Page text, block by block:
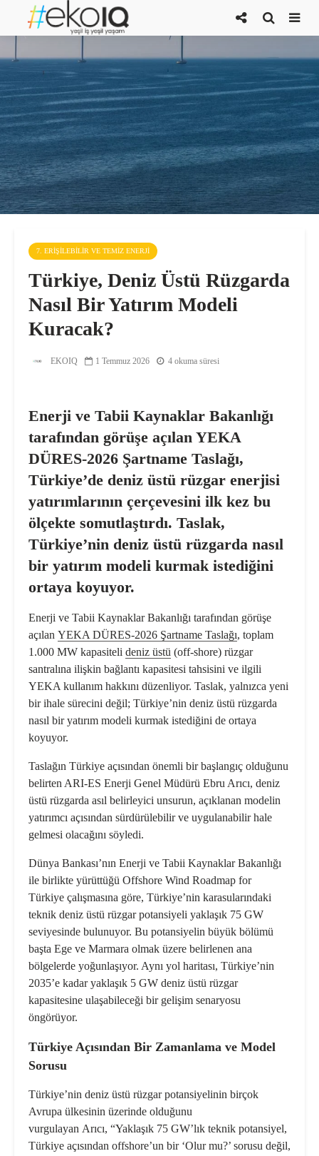
7. ERIŞILEBILIR VE TEMIZ ENERJI
Türkiye, Deniz Üstü Rüzgarda
Nasıl Bir Yatırım Modeli
Kuracak?
EKOIQ 1 Temmuz 2026 4 okuma süresi
Enerji ve Tabii Kaynaklar Bakanlığı
tarafından görüşe açılan YEKA
DÜRES-2026 Şartname Taslağı,
Türkiye’de deniz üstü rüzgar enerjisi
yatırımlarının çerçevesini ilk kez bu
ölçekte somutlaştırdı. Taslak,
Türkiye’nin deniz üstü rüzgarda nasıl
bir yatırım modeli kurmak istediğini
ortaya koyuyor.
Enerji ve Tabii Kaynaklar Bakanlığı tarafından görüşe
açılan YEKA DÜRES-2026 Şartname Taslağı, toplam
1.000 MW kapasiteli deniz üstü (off-shore) rüzgar
santralına ilişkin bağlantı kapasitesi tahsisini ve ilgili
YEKA kullanım hakkını düzenliyor. Taslak, yalnızca yeni
bir ihale sürecini değil; Türkiye’nin deniz üstü rüzgarda
nasıl bir yatırım modeli kurmak istediğini de ortaya
koyuyor.
Taslağın Türkiye açısından önemli bir başlangıç olduğunu
belirten ARI-ES Enerji Genel Müdürü Ebru Arıcı, deniz
üstü rüzgarda asıl belirleyici unsurun, açıklanan modelin
yatırımcı açısından sürdürülebilir ve uygulanabilir hale
gelmesi olacağını söyledi.
Dünya Bankası’nın Enerji ve Tabii Kaynaklar Bakanlığı
ile birlikte yürüttüğü Offshore Wind Roadmap for
Türkiye çalışmasına göre, Türkiye’nin karasularındaki
teknik deniz üstü rüzgar potansiyeli yaklaşık 75 GW
seviyesinde bulunuyor. Bu potansiyelin büyük bölümü
başta Ege ve Marmara olmak üzere belirlenen ana
bölgelerde yoğunlaşıyor. Aynı yol haritası, Türkiye’nin
2035’e kadar yaklaşık 5 GW deniz üstü rüzgar
kapasitesine ulaşabileceği bir gelişim senaryosu
öngörüyor.
Türkiye Açısından Bir Zamanlama ve Model
Sorusu
Türkiye’nin deniz üstü rüzgar potansiyelinin birçok
Avrupa ülkesinin üzerinde olduğunu
vurgulayan Arıcı, “Yaklaşık 75 GW’lık teknik potansiyel,
Türkiye açısından offshore’un bir ‘Olur mu?’ sorusu değil,